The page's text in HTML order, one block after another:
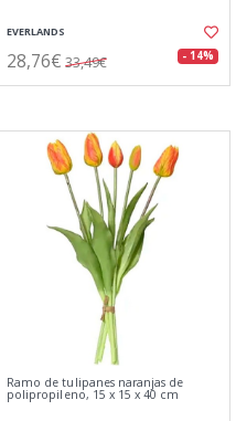
EVERLANDS
28,76€ 33,49€ - 14%
Ramo de tulipanes naranjas de
polipropileno, 15 x 15 x 40 cm